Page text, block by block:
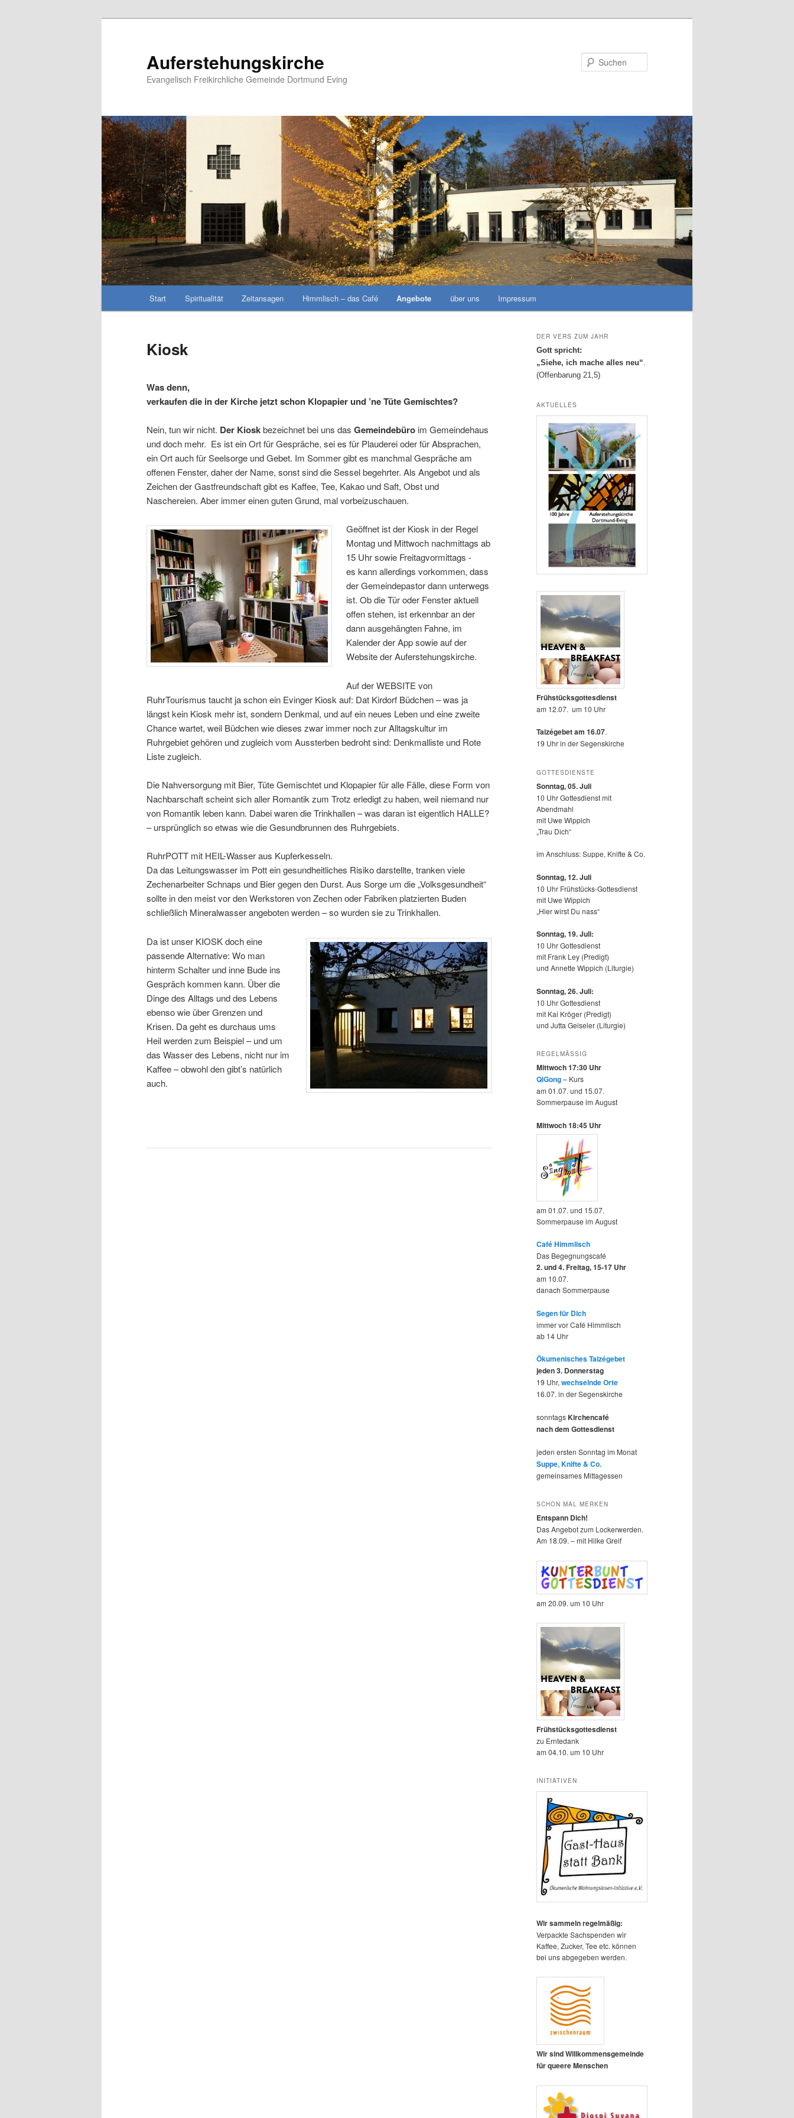
Auferstehungskirche
Evangelisch Freikirchliche Gemeinde Dortmund Eving
Start Spiritualität Zeitansagen Himmlisch – das Café Angebote über uns Impressum
Kiosk
Was denn,
verkaufen die in der Kirche jetzt schon Klopapier und ’ne Tüte Gemischtes?
Nein, tun wir nicht. Der Kioskbezeichnet bei uns das Gemeindebüro im Gemeindehaus
und doch mehr. Es ist ein Ort für Gespräche, sei es für Plauderei oder für Absprachen,
ein Ort auch für Seelsorge und Gebet. Im Sommer gibt es manchmal Gespräche am
offenen Fenster, daher der Name, sonst sind die Sessel begehrter. Als Angebot und als
Zeichen der Gastfreundschaft gibt es Kaffee, Tee, Kakao und Saft, Obst und
Naschereien. Aber immer einen guten Grund, mal vorbeizuschauen.
Geöffnet ist der Kiosk in der Regel
Montag und Mittwoch nachmittags ab
15 Uhr sowie Freitagvormittags -
es kann allerdings vorkommen, dass
der Gemeindepastor dann unterwegs
ist. Ob die Tür oder Fenster aktuell
offen stehen, ist erkennbar an der
dann ausgehängten Fahne, im
Kalender der App sowie auf der
Website der Auferstehungskirche.
Auf der WEBSITE von
RuhrTourismus taucht ja schon ein Evinger Kiosk auf: Dat Kirdorf Büdchen – was ja
längst kein Kiosk mehr ist, sondern Denkmal, und auf ein neues Leben und eine zweite
Chance wartet, weil Büdchen wie dieses zwar immer noch zur Alltagskultur im
Ruhrgebiet gehören und zugleich vom Aussterben bedroht sind: Denkmalliste und Rote
Liste zugleich.
Die Nahversorgung mit Bier, Tüte Gemischtet und Klopapier für alle Fälle, diese Form von
Nachbarschaft scheint sich aller Romantik zum Trotz erledigt zu haben, weil niemand nur
von Romantik leben kann. Dabei waren die Trinkhallen – was daran ist eigentlich HALLE?
– ursprünglich so etwas wie die Gesundbrunnen des Ruhrgebiets.
RuhrPOTT mit HEIL-Wasser aus Kupferkesseln.
Da das Leitungswasser im Pott ein gesundheitliches Risiko darstellte, tranken viele
Zechenarbeiter Schnaps und Bier gegen den Durst. Aus Sorge um die „Volksgesundheit“
sollte in den meist vor den Werkstoren von Zechen oder Fabriken platzierten Buden
schließlich Mineralwasser angeboten werden – so wurden sie zu Trinkhallen.
Da ist unser KIOSK doch eine
passende Alternative: Wo man
hinterm Schalter und inne Bude ins
Gespräch kommen kann. Über die
Dinge des Alltags und des Lebens
ebenso wie über Grenzen und
Krisen. Da geht es durchaus ums
Heil werden zum Beispiel – und um
das Wasser des Lebens, nicht nur im
Kaffee – obwohl den gibt’s natürlich
auch.
DER VERS ZUM JAHR
Gott spricht:
„Siehe, ich mache alles neu“.
(Offenbarung 21,5)
AKTUELLES
Frühstücksgottesdienst
am 12.07. um 10 Uhr
Taizégebet am 16.07.
19 Uhr in der Segenskirche
GOTTESDIENSTE
Sonntag, 05. Juli
10 Uhr Gottesdienst mit
Abendmahl
mit Uwe Wippich
„Trau Dich“
im Anschluss: Suppe, Knifte & Co.
Sonntag, 12.Juli
10 Uhr Frühstücks-Gottesdienst
mit Uwe Wippich
„Hier wirst Du nass“
Sonntag, 19. Juli:
10 Uhr Gottesdienst
mit Frank Ley (Predigt)
und Annette Wippich (Liturgie)
Sonntag, 26. Juli:
10 Uhr Gottesdienst
mit Kai Kröger (Predigt)
und Jutta Geiseler (Liturgie)
REGELMÄSSIG
Mittwoch 17:30 Uhr
QiGong– Kurs
am 01.07. und 15.07.
Sommerpause im August
Mittwoch 18:45 Uhr
am 01.07. und 15.07.
Sommerpause im August
Café Himmlisch
Das Begegnungscafé
2. und 4. Freitag, 15-17 Uhr
am 10.07.
danach Sommerpause
Segen für Dich
immer vor Café Himmlisch
ab 14 Uhr
Ökumenisches Taizégebet
jeden 3. Donnerstag
19 Uhr, wechselnde Orte
16.07. in der Segenskirche
sonntagsKirchencafé
nach dem Gottesdienst
jeden ersten Sonntag im Monat
Suppe, Knifte & Co.
gemeinsames Mittagessen
SCHON MAL MERKEN
Entspann Dich!
Das Angebot zum Lockerwerden.
Am 18.09. – mit Hilke Greif
am 20.09. um 10 Uhr
Frühstücksgottesdienst
zu Erntedank
am 04.10. um 10 Uhr
INITIATIVEN
Wir sammeln regelmäßig:
Verpackte Sachspenden wir
Kaffee, Zucker, Tee etc. können
bei uns abgegeben werden.
Wir sind Willkommensgemeinde
für queere Menschen